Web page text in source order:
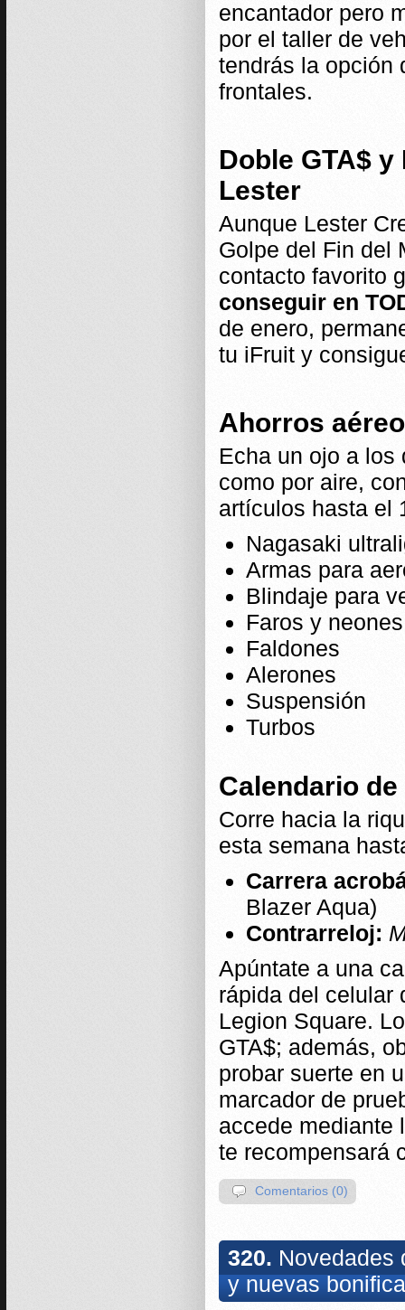
encantador pero
por el taller de
tendrás la opción
frontales.
Doble GTA$
Lester
Aunque Lester
Golpe del Fin del
contacto favorito
conseguir en
de enero,
tu iFruit y
Ahorros
Echa un ojo a los
como por aire,
artículos hasta el
Nagasaki
Armas para
Blindaje para
Faros y neones
Faldones
Alerones
Suspensión
Turbos
Calendario
Corre hacia la
esta semana
Carrera
Blazer Aqua)
Contrarreloj:
Apúntate a una
rápida del celular
Legion Square.
GTA$; además,
probar suerte en
marcador de
accede mediante
te recompensará
Comentarios (0)
320. Novedades
y nuevas